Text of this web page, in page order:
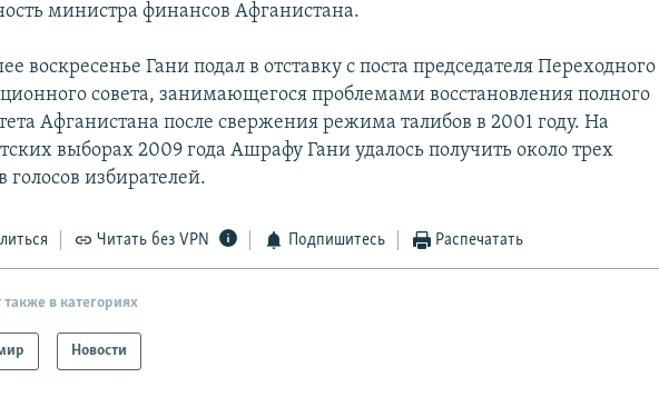
министра финансов Афганистана.
воскресенье Гани подал в отставку с поста председателя Переходного
совета, занимающегося проблемами восстановления полного
Афганистана после свержения режима талибов в 2001 году. На
выборах 2009 года Ашрафу Гани удалось получить около трех
голосов избирателей.
Читать без VPN Подпишитесь Распечатать
также в категориях
Новости